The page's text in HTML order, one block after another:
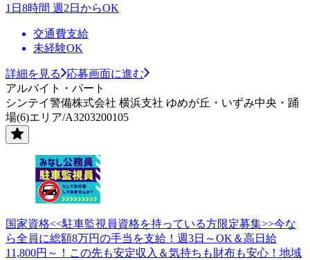
1日8時間 週2日からOK
交通費支給
未経験OK
詳細を見る
応募画面に進む
アルバイト・パート
シンテイ警備株式会社 横浜支社 ゆめが丘・いずみ中央・踊
場(6)エリア/A3203200105
国家資格<<駐車監視員資格を持っている方限定募集>>今な
ら全員に総額8万円の手当を支給！週3日～OK＆高日給
11,800円～！この先も安定収入＆気持ちも財布も安心！地域